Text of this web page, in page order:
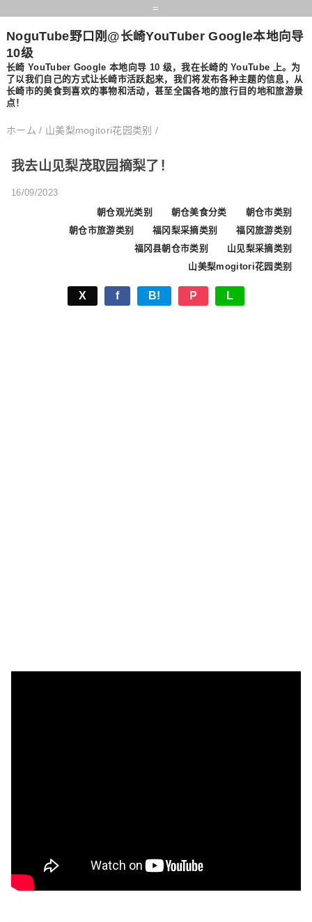
=
NoguTube野口刚@长崎YouTuber Google本地向导
10级
长崎 YouTuber Google 本地向导 10 级，我在长崎的 YouTube 上。为
了以我们自己的方式让长崎市活跃起来，我们将发布各种主题的信息，从
长崎市的美食到喜欢的事物和活动，甚至全国各地的旅行目的地和旅游景
点！
ホーム / 山美梨mogitori花园类别 /
我去山见梨茂取园摘梨了！
16/09/2023
朝仓观光类别
朝仓美食分类
朝仓市类别
朝仓市旅游类别
福冈梨采摘类别
福冈旅游类别
福冈县朝仓市类别
山见梨采摘类别
山美梨mogitori花园类别
X f B! P L